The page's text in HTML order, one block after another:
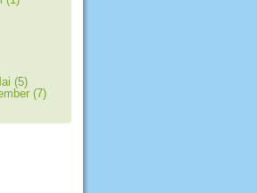
(5)
(7)